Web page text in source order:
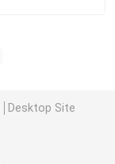
Desktop Site